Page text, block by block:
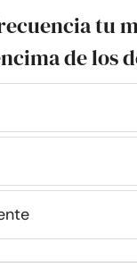
tu
de los